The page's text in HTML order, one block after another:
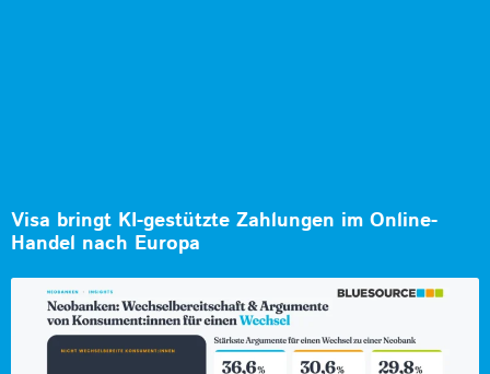
Visa bringt KI-gestützte Zahlungen im Online-
Handel nach Europa